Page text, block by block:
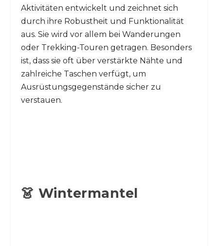
Aktivitäten entwickelt und zeichnet sich
durch ihre Robustheit und Funktionalität
aus. Sie wird vor allem bei Wanderungen
oder Trekking-Touren getragen. Besonders
ist, dass sie oft über verstärkte Nähte und
zahlreiche Taschen verfügt, um
Ausrüstungsgegenstände sicher zu
verstauen.
👗 Wintermantel